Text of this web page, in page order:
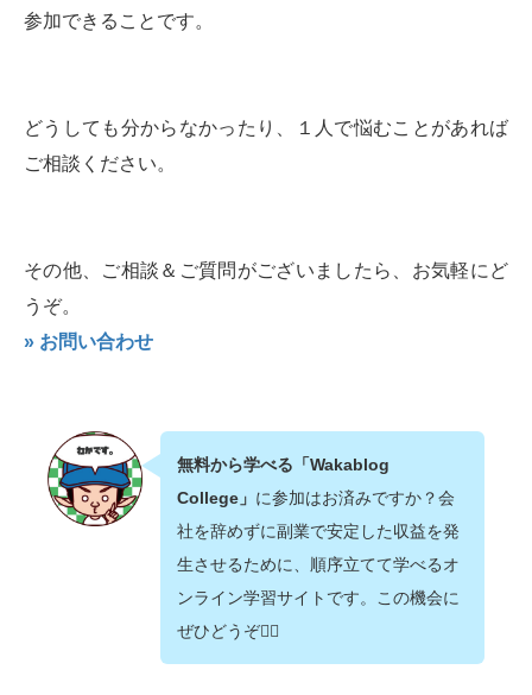
参加できることです。
どうしても分からなかったり、１人で悩むことがあれば
ご相談ください。
その他、ご相談＆ご質問がございましたら、お気軽にど
うぞ。
» お問い合わせ
無料から学べる「Wakablog
College」 に参加はお済みですか？会
社を辞めずに副業で安定した収益を発
生させるために、順序立てて学べるオ
ンライン学習サイトです。この機会に
ぜひどうぞ💁‍♂️